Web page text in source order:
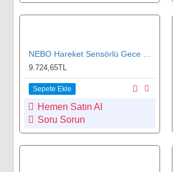
9.724,65TL
Sepete Ekle
Hemen Satın Al
Soru Sorun